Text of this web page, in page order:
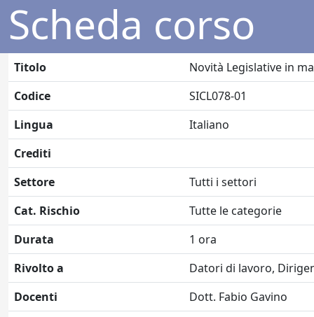
Scheda corso
Titolo
Novità Legislative in
Codice
SICL078-01
Lingua
Italiano
Crediti
Settore
Tutti i settori
Cat. Rischio
Tutte le categorie
Durata
1 ora
Rivolto a
Datori di lavoro,
Docenti
Dott. Fabio Gavino